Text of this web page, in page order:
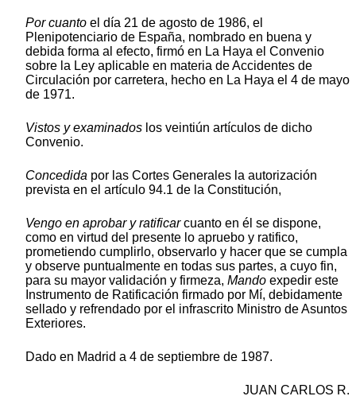
Por cuanto el día 21 de agosto de 1986, el
Plenipotenciario de España, nombrado en buena y
debida forma al efecto, firmó en La Haya el Convenio
sobre la Ley aplicable en materia de Accidentes de
Circulación por carretera, hecho en La Haya el 4 de mayo
de 1971.
Vistos y examinados los veintiún artículos de dicho
Convenio.
Concedida por las Cortes Generales la autorización
prevista en el artículo 94.1 de la Constitución,
Vengo en aprobar y ratificarcuanto en él se dispone,
como en virtud del presente lo apruebo y ratifico,
prometiendo cumplirlo, observarlo y hacer que se cumpla
y observe puntualmente en todas sus partes, a cuyo fin,
para su mayor validación y firmeza, Mando expedir este
Instrumento de Ratificación firmado por Mí, debidamente
sellado y refrendado por el infrascrito Ministro de Asuntos
Exteriores.
Dado en Madrid a 4 de septiembre de 1987.
JUAN CARLOS R.